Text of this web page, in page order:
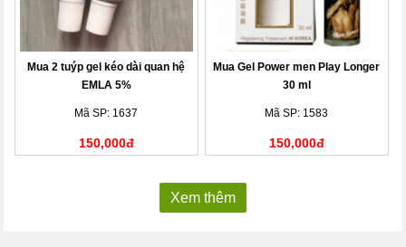
Mua 2 tuýp gel kéo dài quan hệ
EMLA 5%
Mã SP: 1637
150,000đ
Mua Gel Power men Play Longer
30 ml
Mã SP: 1583
150,000đ
Xem thêm